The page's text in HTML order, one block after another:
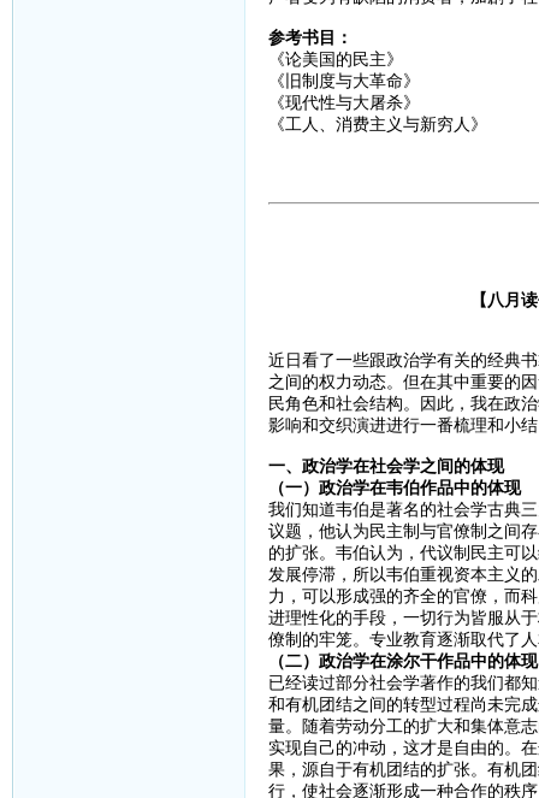
参考书目：
《论美国的民主》
《旧制度与大革命》
《现代性与大屠杀》
《工人、消费主义与新穷人》
【八月
近日看了一些跟政治学有关的经典
之间的权力动态。但在其中重要的
民角色和社会结构。因此，我在政
影响和交织演进进行一番梳理和小
一、政治学在社会学之间的体现
（一）政治学在韦伯作品中的体现
我们知道韦伯是著名的社会学古典
议题，他认为民主制与官僚制之间
的扩张。韦伯认为，代议制民主可
发展停滞，所以韦伯重视资本主义
力，可以形成强的齐全的官僚，而
进理性化的手段，一切行为皆服从
僚制的牢笼。专业教育逐渐取代了
（二）政治学在涂尔干作品中的体现
已经读过部分社会学著作的我们都
和有机团结之间的转型过程尚未完
量。随着劳动分工的扩大和集体意
实现自己的冲动，这才是自由的。
果，源自于有机团结的扩张。有机
行，使社会逐渐形成一种合作的秩